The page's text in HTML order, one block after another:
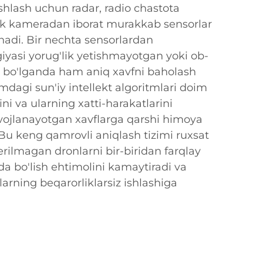
uchun radar, radio chastota
kameradan iborat murakkab sensorlar
Bir nechta sensorlardan
yorug'lik yetishmayotgan yoki ob-
ham aniq xavfni baholash
sun'iy intellekt algoritmlari doim
va ularning xatti-harakatlarini
xavflarga qarshi himoya
keng qamrovli aniqlash tizimi ruxsat
dronlarni bir-biridan farqlay
bo'lish ehtimolini kamaytiradi va
beqarorliklarsiz ishlashiga